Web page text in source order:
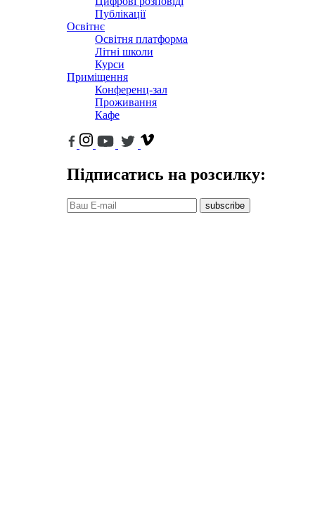
Публікації
Освітнє
Освітня платформа
Літні школи
Курси
Приміщення
Конференц-зал
Проживання
Кафе
Підписатись на розсилку:
subscribe